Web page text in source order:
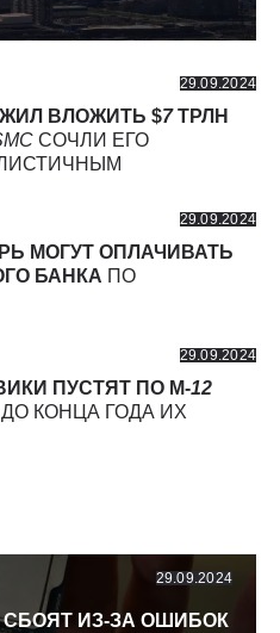
29.09.2024
ВЛОЖИТЬ $7ТРЛН
СОЧЛИ ЕГО
29.09.2024
МОГУТ ОПЛАЧИВАТЬ
БАНКА ПО
29.09.2024
ПУСТЯТ ПО М-12
ДО КОНЦА ГОДА ИХ
29.09.2024
СБОЯТ ИЗ-ЗА ОШИБОК